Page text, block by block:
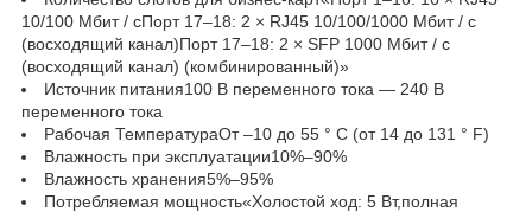
10/100 Мбит / сПорт 17–18: 2 × RJ45 10/100/1000 Мбит / с
(восходящий канал)Порт 17–18: 2 × SFP 1000 Мбит / с
(восходящий канал) (комбинированный)»
Источник питания100 В переменного тока — 240 В
переменного тока
Рабочая ТемператураОт –10 до 55 ° C (от 14 до 131 ° F)
Влажность при эксплуатации10%–90%
Влажность хранения5%–95%
Потребляемая мощность«Холостой ход: 5 Вт,полная